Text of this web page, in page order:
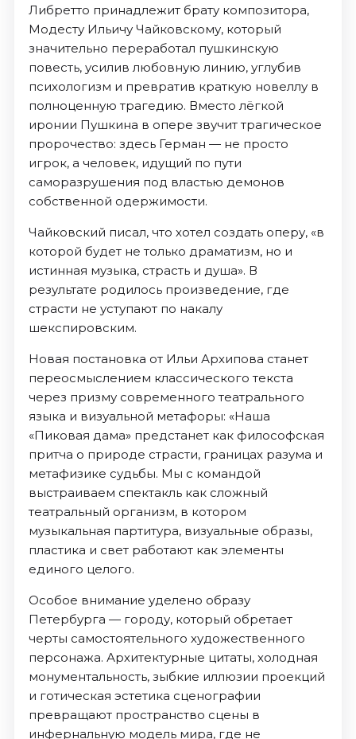
Либретто принадлежит брату композитора,
Модесту Ильичу Чайковскому, который
значительно переработал пушкинскую
повесть, усилив любовную линию, углубив
психологизм и превратив краткую новеллу в
полноценную трагедию. Вместо лёгкой
иронии Пушкина в опере звучит трагическое
пророчество: здесь Герман — не просто
игрок, а человек, идущий по пути
саморазрушения под властью демонов
собственной одержимости.
Чайковский писал, что хотел создать оперу, «в
которой будет не только драматизм, но и
истинная музыка, страсть и душа». В
результате родилось произведение, где
страсти не уступают по накалу
шекспировским.
Новая постановка от Ильи Архипова станет
переосмыслением классического текста
через призму современного театрального
языка и визуальной метафоры: «Наша
«Пиковая дама» предстанет как философская
притча о природе страсти, границах разума и
метафизике судьбы. Мы с командой
выстраиваем спектакль как сложный
театральный организм, в котором
музыкальная партитура, визуальные образы,
пластика и свет работают как элементы
единого целого.
Особое внимание уделено образу
Петербурга — городу, который обретает
черты самостоятельного художественного
персонажа. Архитектурные цитаты, холодная
монументальность, зыбкие иллюзии проекций
и готическая эстетика сценографии
превращают пространство сцены в
инфернальную модель мира, где не